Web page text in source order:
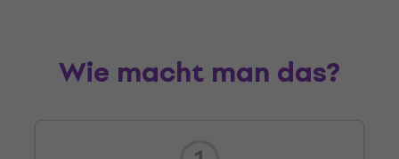
Wie macht man das?